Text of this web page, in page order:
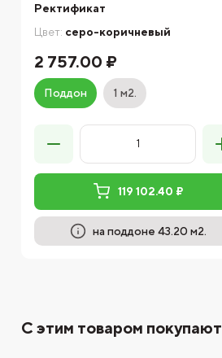
Ректификат
Цвет: серо-коричневый
2 757.00 ₽
Поддон 1 м2.
119 102.40 ₽
на поддоне 43.20 м2.
С этим товаром покупают